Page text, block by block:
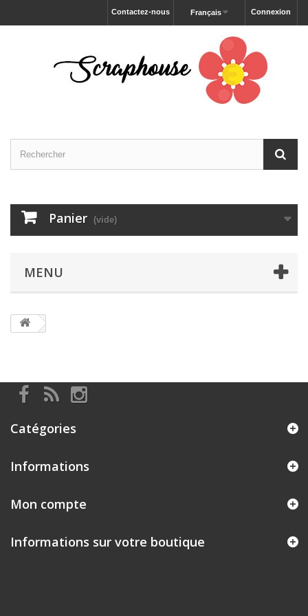
Connexion
Français
Contactez-nous
Panier (vide)
MENU
Catégories
Informations
Mon compte
Informations sur votre boutique